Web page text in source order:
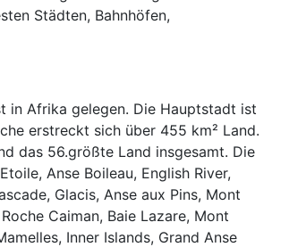
Städten, Bahnhöfen,
in Afrika gelegen. Die Hauptstadt ist
erstreckt sich über 455 km² Land.
das 56.größte Land insgesamt. Die
Anse Boileau, English River,
Glacis, Anse aux Pins, Mont
Caiman, Baie Lazare, Mont
Inner Islands, Grand Anse